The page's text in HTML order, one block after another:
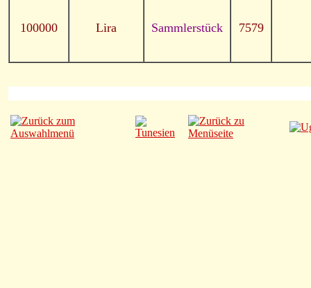
100000 Lira Sammlerstück 7579